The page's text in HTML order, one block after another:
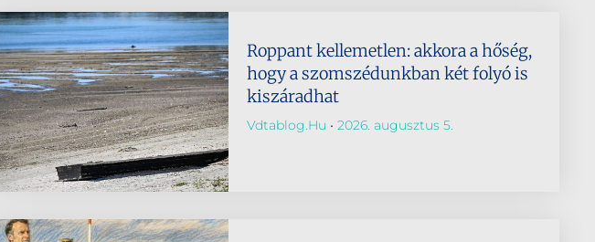
Roppant kellemetlen: akkora a hőség,
hogy a szomszédunkban két folyó is
kiszáradhat
Vdtablog.hu 2026. augusztus 5.